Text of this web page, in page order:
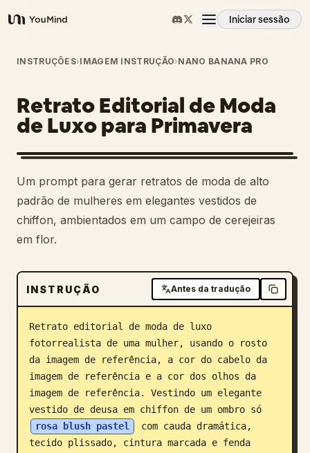
YouMind
Iniciar sessão
Visão geral
Casos de uso
Habilidades
Prompts
Preços
Transferir
Blogue
Atualizações
INSTRUÇÕES›IMAGEM INSTRUÇÃO›NANO BANANA PRO
Retrato Editorial de Moda
de Luxo para Primavera
Um prompt para gerar retratos de moda de alto
padrão de mulheres em elegantes vestidos de
chiffon, ambientados em um campo de cerejeiras
em flor.
INSTRUÇÃO Antes da tradução
Retrato editorial de moda de luxo
fotorrealista de uma mulher, usando o rosto
da imagem de referência, a cor do cabelo da
imagem de referência e a cor dos olhos da
imagem de referência. Vestindo um elegante
vestido de deusa em chiffon de um ombro só
rosa blush pastel
com cauda dramática,
tecido plissado, cintura marcada e fenda